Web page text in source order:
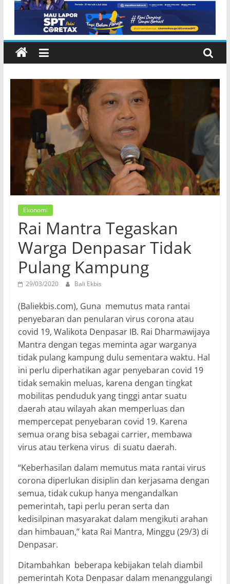
Internasional
Ekonomi
Rai Mantra Tegaskan
Warga Denpasar Tidak
Pulang Kampung
29/03/2020 Bali Ekbis
(Baliekbis.com), Guna memutus mata rantai
penyebaran dan penularan virus corona atau
covid 19, Walikota Denpasar IB. Rai Dharmawijaya
Mantra dengan tegas meminta agar warganya
tidak pulang kampung dulu sementara waktu. Hal
ini perlu diperhatikan agar penyebaran covid 19
tidak semakin meluas, karena dengan tingkat
mobilitas penduduk yang tinggi antar suatu
daerah atau wilayah akan memperluas dan
mempercepat penyebaran covid 19. Karena
semua orang bisa sebagai carrier, membawa
virus atau terkena virus di suatu daerah.
“Keberhasilan dalam memutus mata rantai virus
corona diperlukan disiplin dan kerjasama dengan
semua, tidak cukup hanya mengandalkan
pemerintah, tapi perlu peran serta dan
kedisilpinan masyarakat dalam mengikuti arahan
dan himbauan,” kata Rai Mantra, Minggu (29/3) di
Denpasar.
Ditambahkan beberapa kebijakan telah diambil
pemerintah Kota Denpasar dalam menanggulangi